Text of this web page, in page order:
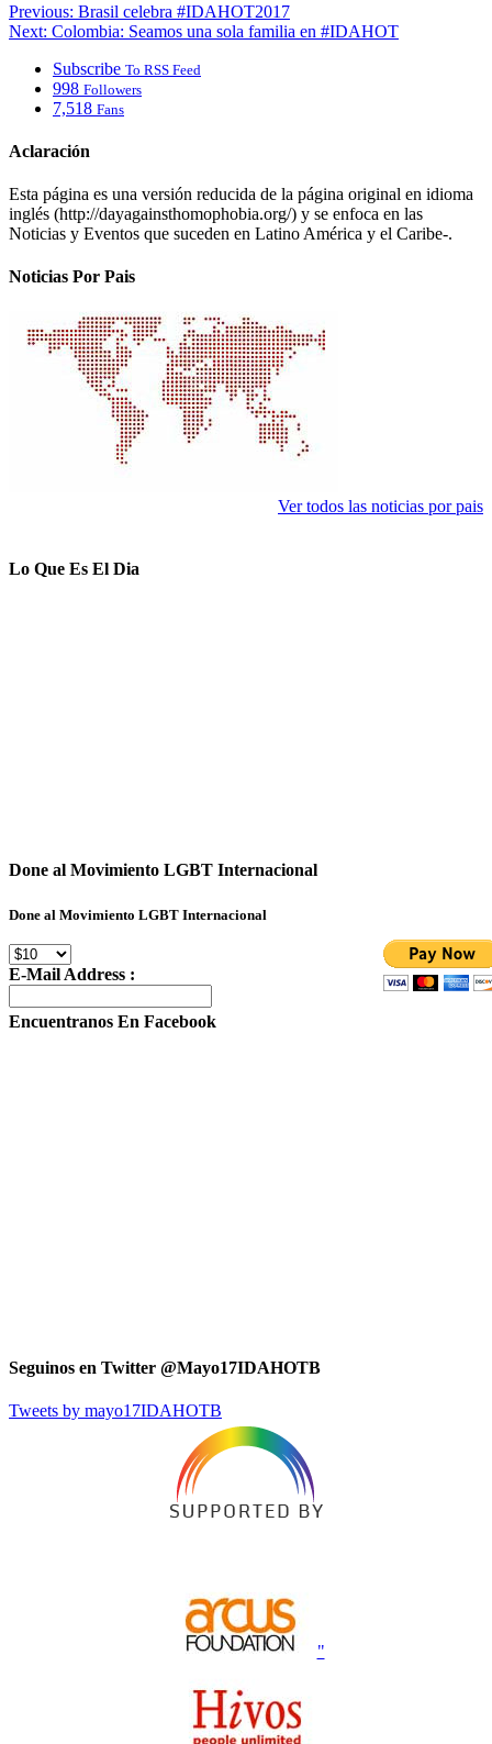
Previous: Brasil celebra #IDAHOT2017
Next: Colombia: Seamos una sola familia en #IDAHOT
Subscribe To RSS Feed
998 Followers
7,518 Fans
Aclaración
Esta página es una versión reducida de la página original en idioma
inglés (http://dayagainsthomophobia.org/) y se enfoca en las
Noticias y Eventos que suceden en Latino América y el Caribe-.
Noticias Por Pais
Ver todos las noticias por pais
Lo Que Es El Dia
Done al Movimiento LGBT Internacional
Done al Movimiento LGBT Internacional
E-Mail Address :
Encuentranos En Facebook
Seguinos en Twitter @Mayo17IDAHOTB
Tweets by mayo17IDAHOTB
"